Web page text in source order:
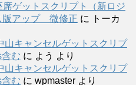
ゲットスクリプト（新ロジ
版アップ 微修正 に
トーカ
山キャンセルゲットスクリプ
む に よう より
山キャンセルゲットスクリプ
む に wpmaster より